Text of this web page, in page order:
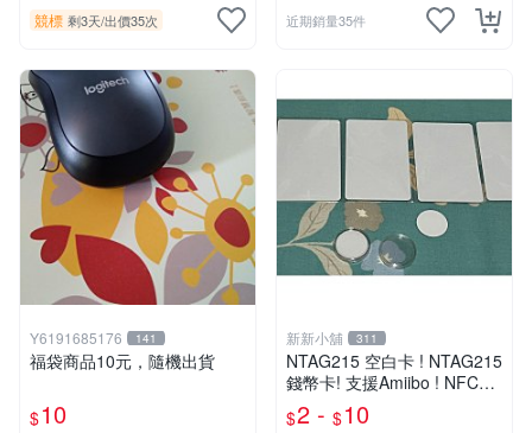
競標 剩3天/出價35次 近期銷量35件
Y6191685176 141
福袋商品10元，隨機出貨
$10
新新小舖 311
NTAG215 空白卡 ! NTAG215
錢幣卡! 支援Amiibo ! NFC卡
! 全新未使用 !
$2 - $10